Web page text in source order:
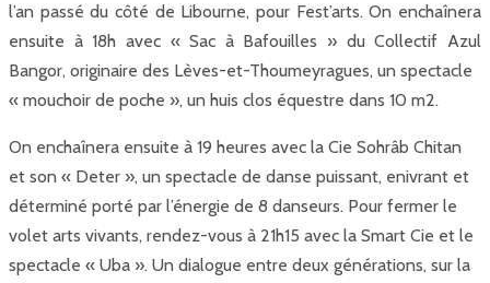
l’an passé du côté de Libourne, pour Fest’arts. On enchaînera
ensuite à 18h avec « Sac à Bafouilles » du Collectif Azul
Bangor, originaire des Lèves-et-Thoumeyragues, un spectacle
« mouchoir de poche », un huis clos équestre dans 10 m2.
On enchaînera ensuite à 19 heures avec la Cie Sohrâb Chitan
et son « Deter », un spectacle de danse puissant, enivrant et
déterminé porté par l’énergie de 8 danseurs. Pour fermer le
volet arts vivants, rendez-vous à 21h15 avec la Smart Cie et le
spectacle « Uba ». Un dialogue entre deux générations, sur la